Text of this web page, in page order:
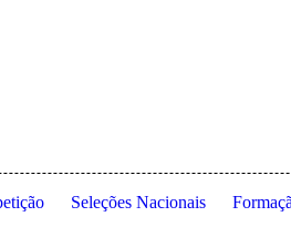
Seleções Nacionais